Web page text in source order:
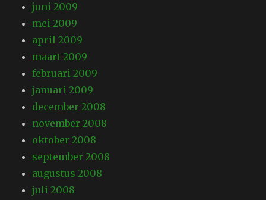
juni 2009
mei 2009
april 2009
maart 2009
februari 2009
januari 2009
december 2008
november 2008
oktober 2008
september 2008
augustus 2008
juli 2008